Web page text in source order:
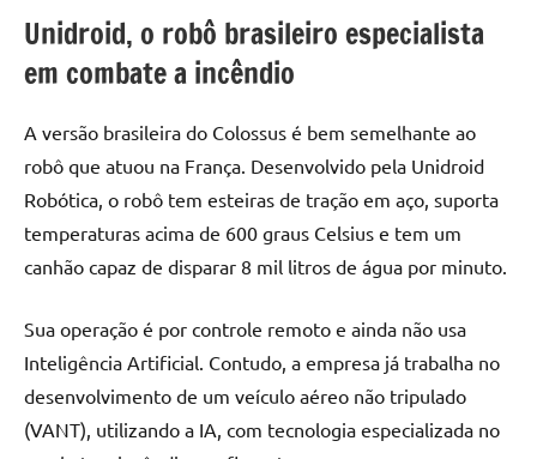
Unidroid, o robô brasileiro especialista
em combate a incêndio
A versão brasileira do Colossus é bem semelhante ao
robô que atuou na França. Desenvolvido pela Unidroid
Robótica, o robô tem esteiras de tração em aço, suporta
temperaturas acima de 600 graus Celsius e tem um
canhão capaz de disparar 8 mil litros de água por minuto.
Sua operação é por controle remoto e ainda não usa
Inteligência Artificial. Contudo, a empresa já trabalha no
desenvolvimento de um veículo aéreo não tripulado
(VANT), utilizando a IA, com tecnologia especializada no